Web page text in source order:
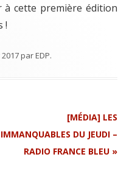
à cette première édition
!
parEDP.
[MÉDIA] LES
IMMANQUABLES DU JEUDI –
RADIO FRANCE BLEU »